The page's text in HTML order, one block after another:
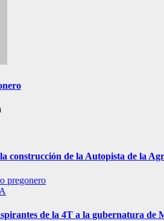
construcción de la Autopista de la
pregonero
de la 4T a la gubernatura de